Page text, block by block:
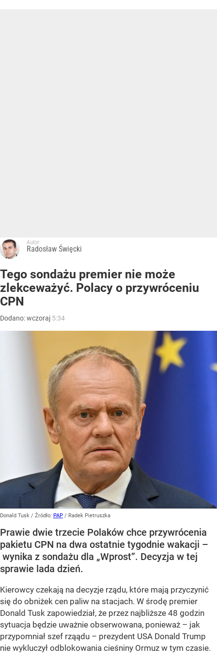
Autor:
Radosław Święcki
Tego sondażu premier nie może
zlekceważyć. Polacy o przywróceniu
CPN
Dodano:wczoraj 5:34
Donald Tusk / Źródło: PAP / Radek Pietruszka
Prawie dwie trzecie Polaków chce przywrócenia
pakietu CPN na dwa ostatnie tygodnie wakacji –
wynika z sondażu dla „Wprost”. Decyzja w tej
sprawie lada dzień.
Kierowcy czekają na decyzje rządu, które mają przyczynić
się do obniżek cen paliw na stacjach. W środę premier
Donald Tusk zapowiedział, że przez najbliższe 48 godzin
sytuacja będzie uważnie obserwowana, ponieważ – jak
przypomniał szef rząądu – prezydent USA Donald Trump
nie wykluczył odblokowania cieśniny Ormuz w tym czasie.